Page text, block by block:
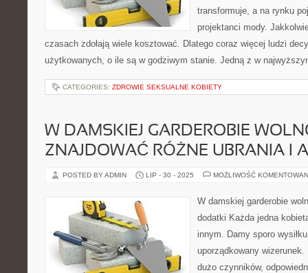
transformuje, a na rynku
projektanci mody.
czasach zdołają wiele kosztować. Dlatego coraz więcej ludzi
użytkowanych, o ile są w godziwym stanie. Jedną z w
CATEGORIES: ZDROWIE SEKSUALNE KOBIETY
W DAMSKIEJ GARDEROBIE
ZNAJDOWAĆ RÓŻNE UBRANIA I
POSTED BY ADMIN LIP - 30 - 2025 MOŻLIWOŚĆ
W damskiej garderobie
dodatki Każda jedna
innym. Damy sporo
uporządkowany
dużo czynników,